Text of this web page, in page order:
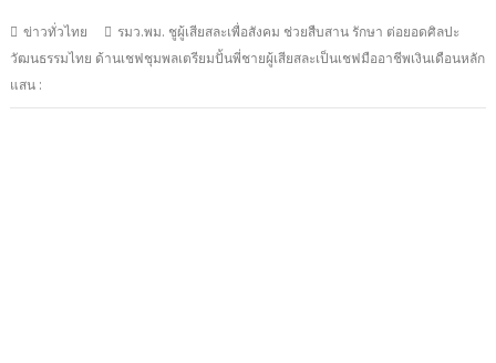
ข่าวทั่วไทย
รมว.พม. ชูผู้เสียสละเพื่อสังคม ช่วยสืบสาน รักษา ต่อยอดศิลปะ
วัฒนธรรมไทย ด้านเชฟชุมพลเตรียมปั้นพี่ชายผู้เสียสละเป็นเชฟมืออาชีพเงินเดือนหลัก
แสน :